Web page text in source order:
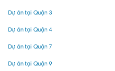
Dự án tại Quận 3
Dự án tại Quận 4
Dự án tại Quận 7
Dự án tại Quận 9